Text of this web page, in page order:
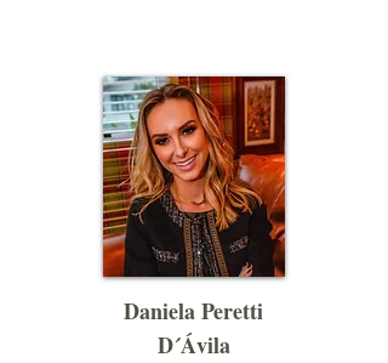
Daniela Peretti
D´Ávila